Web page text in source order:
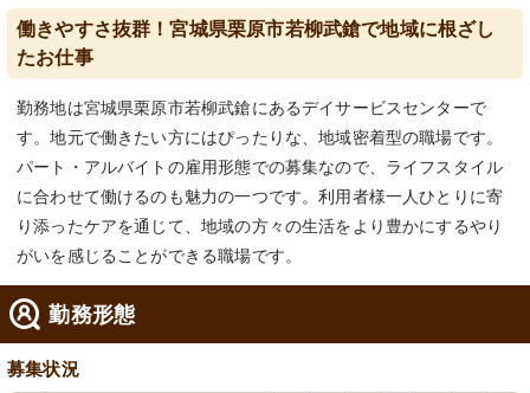
働きやすさ抜群！宮城県栗原市若柳武鎗で地域に根ざし
たお仕事
勤務地は宮城県栗原市若柳武鎗にあるデイサービスセンターで
す。地元で働きたい方にはぴったりな、地域密着型の職場です。
パート・アルバイトの雇用形態での募集なので、ライフスタイル
に合わせて働けるのも魅力の一つです。利用者様一人ひとりに寄
り添ったケアを通じて、地域の方々の生活をより豊かにするやり
がいを感じることができる職場です。
勤務形態
募集状況